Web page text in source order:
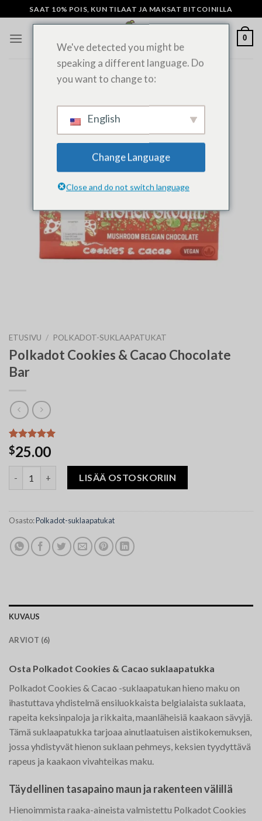
sisältöön
SAAT 10% POIS, KUN TILAAT JA MAKSAT BITCOINILLA
0
ETUSIVU / POLKADOT-SUKLAAPATUKAT
Polkadot Cookies & Cacao Chocolate
Bar
Arvio 5.00
5:stä
perustuen
6
asiakkaan
arvotukseen.
$25.00
Polkadot Cookies & Cacao Chocolate Bar määrä
LISÄÄ OSTOSKORIIN
Osasto:Polkadot-suklaapatukat
KUVAUS
ARVIOT (6)
Osta Polkadot Cookies & Cacao suklaapatukka
Polkadot Cookies & Cacao -suklaapatukan hieno maku on
ihastuttava yhdistelmä ensiluokkaista belgialaista suklaata,
rapeita keksinpaloja ja rikkaita, maanläheisiä kaakaon sävyjä.
Tämä suklaapatukka tarjoaa ainutlaatuisen aistikokemuksen,
jossa yhdistyvät hienon suklaan pehmeys, keksien tyydyttävä
rapeus ja kaakaon vivahteikas maku.
Täydellinen tasapaino maun ja rakenteen välillä
Hienoimmista raaka-aineista valmistettu Polkadot Cookies
We've detected you might be
speaking a different language. Do
you want to change to:
English
Change Language
Close and do not switch language